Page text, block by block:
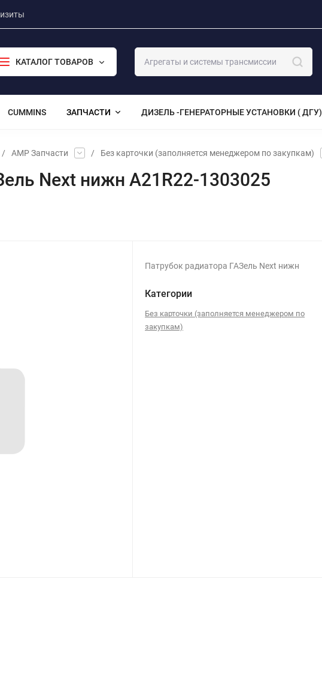
КАТАЛОГ ТОВАРОВ
CUMMINS ЗАПЧАСТИ ДИЗЕЛЬ -ГЕНЕРАТОРНЫЕ УСТАНОВКИ ( ДГУ)
/ АМР Запчасти / Без карточки (заполняется менеджером по закупкам)
Next нижн A21R22-1303025
Патрубок радиатора ГАЗель Next нижн
Категории
Без карточки (заполняется менеджером по
закупкам)